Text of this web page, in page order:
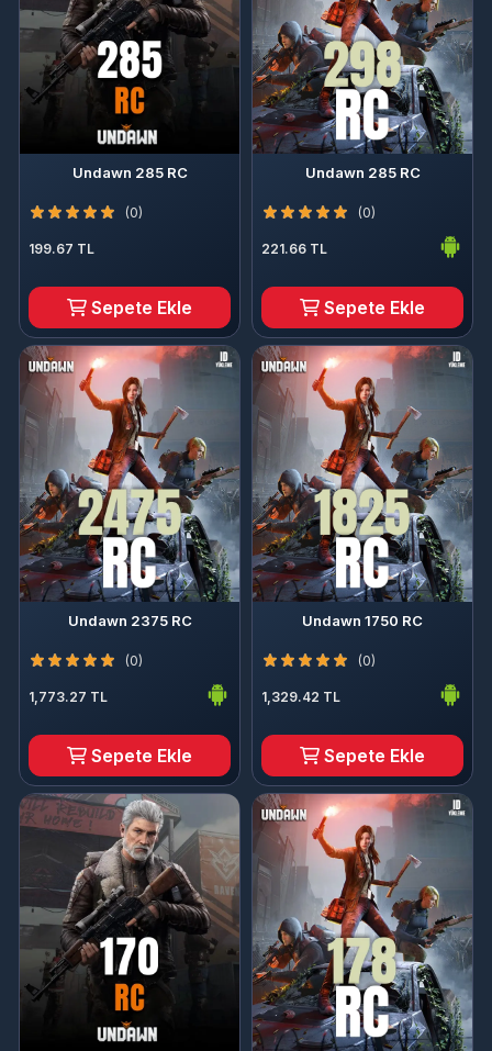
Undawn 285 RC
(0)
199.67 TL
Sepete Ekle
Undawn 285 RC
(0)
221.66 TL
Sepete Ekle
Undawn 2375 RC
(0)
1,773.27 TL
Sepete Ekle
Undawn 1750 RC
(0)
1,329.42 TL
Sepete Ekle